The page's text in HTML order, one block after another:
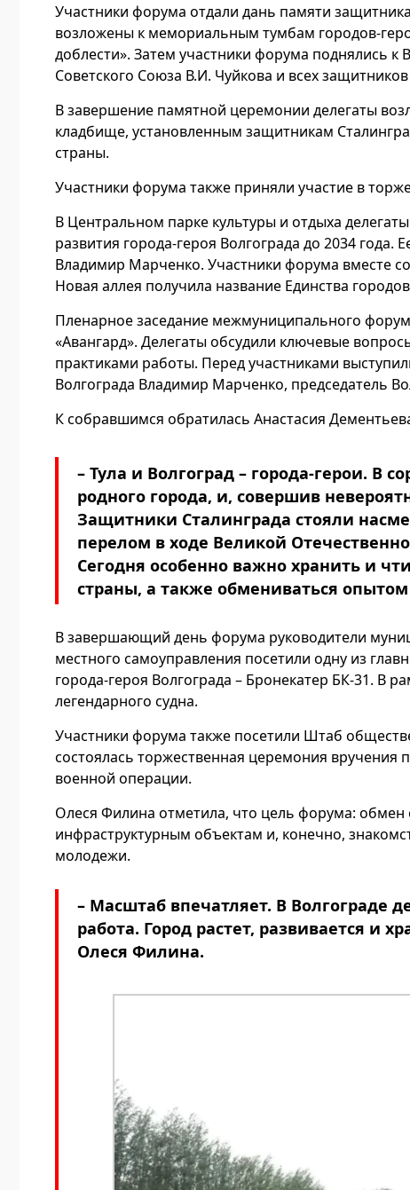
Участники форума отдали дань памяти
возложены к мемориальным тумбам городов-
доблести». Затем участники форума поднялись
Советского Союза В.И. Чуйкова и всех
В завершение памятной церемонии делегаты
кладбище, установленным защитникам
страны.
Участники форума также приняли участие в
В Центральном парке культуры и отдыха
развития города‑героя Волгограда до 2034 года.
Владимир Марченко. Участники форума вместе
Новая аллея получила название Единства
Пленарное заседание межмуниципального
«Авангард». Делегаты обсудили ключевые
практиками работы. Перед участниками
Волгограда Владимир Марченко, председатель
К собравшимся обратилась Анастасия
– Тула и Волгоград – города-герои. В
родного города, и, совершив
Защитники Сталинграда стояли
перелом в ходе Великой
Сегодня особенно важно хранить и
страны, а также обмениваться
В завершающий день форума руководители
местного самоуправления посетили одну из
города-героя Волгограда – Бронекатер БК-31. В
легендарного судна.
Участники форума также посетили Штаб
состоялась торжественная церемония вручения
военной операции.
Олеся Филина отметила, что цель форума:
инфраструктурным объектам и, конечно,
молодежи.
– Масштаб впечатляет. В Волгограде
работа. Город растет, развивается и
Олеся Филина.